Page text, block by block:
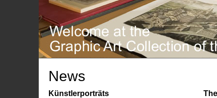
News
Künstlerporträts